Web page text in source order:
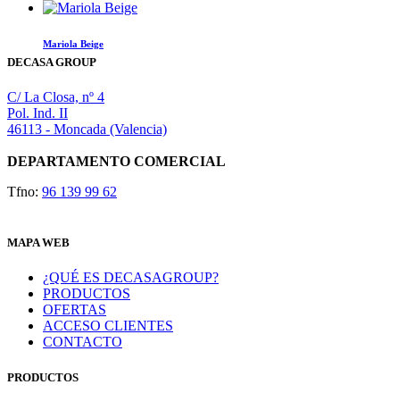
Mariola Beige
DECASA GROUP
C/ La Closa, nº 4
Pol. Ind. II
46113 - Moncada (Valencia)
DEPARTAMENTO COMERCIAL
Tfno: 96 139 99 62
MAPA WEB
¿QUÉ ES DECASAGROUP?
PRODUCTOS
OFERTAS
ACCESO CLIENTES
CONTACTO
PRODUCTOS